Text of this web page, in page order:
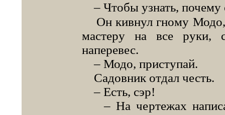
– Чтобы узнать, почему
Он кивнул гному Модо,
мастеру на все руки,
наперевес.
– Модо, приступай.
Садовник отдал честь.
– Есть, сэр!
– На чертежах